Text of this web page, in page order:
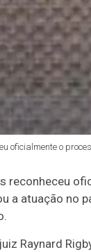
oficialmente o
reconheceu
a atuação no
Raynard